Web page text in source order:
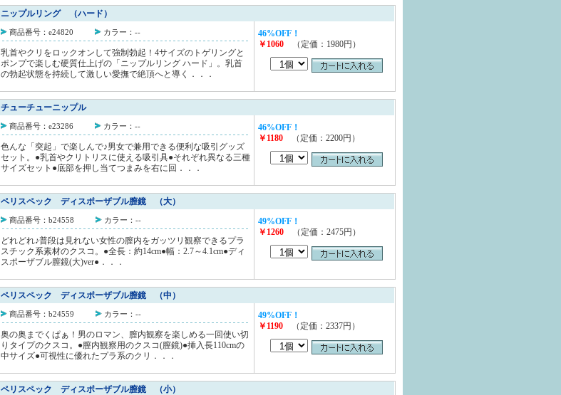
ニップルリング （ハード）
商品番号：e24820 カラー：--
乳首やクリをロックオンして強制勃起！4サイズのトゲリングと
ポンプで楽しむ硬質仕上げの「ニップルリング ハード」。乳首
の勃起状態を持続して激しい愛撫で絶頂へと導く．．．
46%OFF！
￥1060 （定価：1980円）
チューチューニップル
商品番号：e23286 カラー：--
色んな「突起」で楽しんで♪男女で兼用できる便利な吸引グッズ
セット。●乳首やクリトリスに使える吸引具●それぞれ異なる三種
サイズセット●底部を押し当てつまみを右に回．．．
46%OFF！
￥1180 （定価：2200円）
ペリスペック ディスポーザブル膣鏡 （大）
商品番号：b24558 カラー：--
どれどれ♪普段は見れない女性の膣内をガッツリ観察できるプラ
スチック系素材のクスコ。●全長：約14cm●幅：2.7～4.1cm●ディ
スポーザブル膣鏡(大)ver●．．．
49%OFF！
￥1260 （定価：2475円）
ペリスペック ディスポーザブル膣鏡 （中）
商品番号：b24559 カラー：--
奥の奥までくぱぁ！男のロマン、膣内観察を楽しめる一回使い切
りタイプのクスコ。●膣内観察用のクスコ(膣鏡)●挿入長110cmの
中サイズ●可視性に優れたプラ系のクリ．．．
49%OFF！
￥1190 （定価：2337円）
ペリスペック ディスポーザブル膣鏡 （小）